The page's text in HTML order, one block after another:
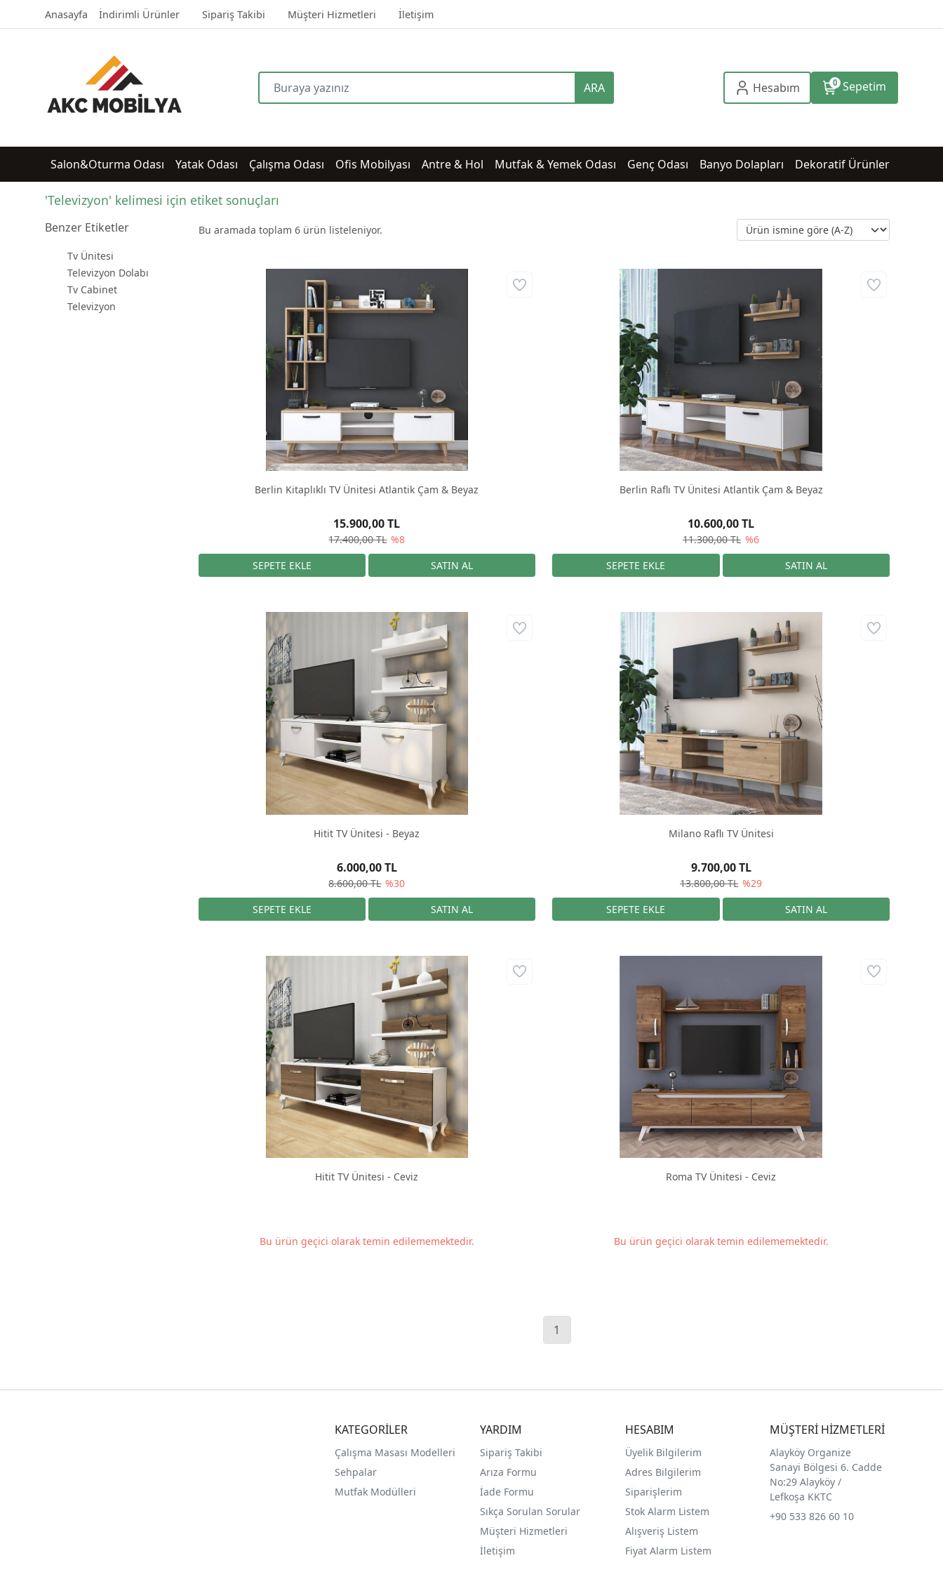
Anasayfa İndirimli Ürünler Sipariş Takibi Müşteri Hizmetleri İletişim
ARA Hesabım 0 Sepetim
Salon&Oturma Odası Yatak Odası Çalışma Odası Ofis Mobilyası Antre & Hol Mutfak & Yemek Odası Genç Odası Banyo Dolapları Dekoratif Ürünler
'Televizyon' kelimesi için etiket sonuçları
Benzer Etiketler
Tv Ünitesi
Televizyon Dolabı
Tv Cabinet
Televizyon
Bu aramada toplam 6ürün listeleniyor.
Berlin Kitaplıklı TV Ünitesi Atlantik Çam & Beyaz
17.400,00 TL %8
15.900,00 TL
Berlin Raflı TV Ünitesi Atlantik Çam & Beyaz
11.300,00 TL %6
10.600,00 TL
Hitit TV Ünitesi - Beyaz
8.600,00 TL %30
6.000,00 TL
Milano Raflı TV Ünitesi
13.800,00 TL %29
9.700,00 TL
Hitit TV Ünitesi - Ceviz
Bu ürün geçici olarak temin edilememektedir.
Roma TV Ünitesi - Ceviz
Bu ürün geçici olarak temin edilememektedir.
1
KATEGORİLER
Çalışma Masası Modelleri
Sehpalar
Mutfak Modülleri
YARDIM
Sipariş Takibi
Arıza Formu
İade Formu
Sıkça Sorulan Sorular
Müşteri Hizmetleri
İletişim
HESABIM
Üyelik Bilgilerim
Adres Bilgilerim
Siparişlerim
Stok Alarm Listem
Alışveriş Listem
Fiyat Alarm Listem
MÜŞTERİ HİZMETLERİ
Alayköy Organize
Sanayi Bölgesi 6. Cadde
No:29 Alayköy /
Lefkoşa KKTC
+90 533 826 60 10